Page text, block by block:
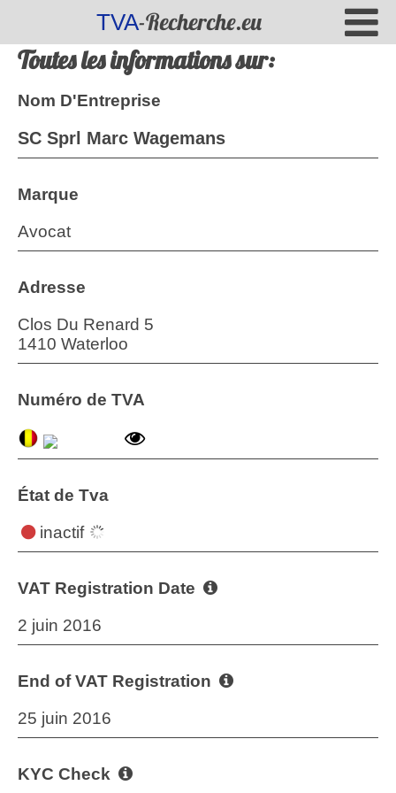
TVA-Recherche.eu
Toutes les informations sur:
Nom D'Entreprise
SC Sprl Marc Wagemans
Marque
Avocat
Adresse
Clos Du Renard 5
1410 Waterloo
Numéro de TVA
État de Tva
inactif
VAT Registration Date
2 juin 2016
End of VAT Registration
25 juin 2016
KYC Check